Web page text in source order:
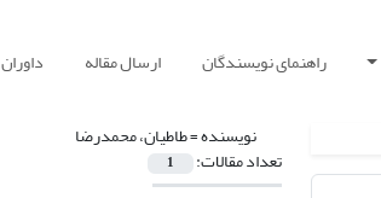
راهنمای نویسندگان ارسال مقاله داوران
نویسنده =طاطیان، محمدرضا
تعداد مقالات: 1